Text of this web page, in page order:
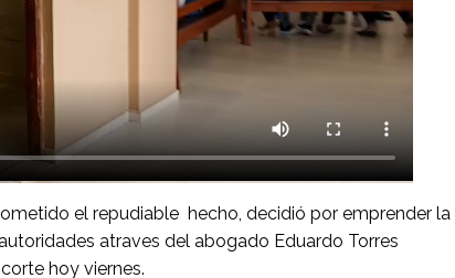
el repudiable hecho, decidió por emprender la
atraves del abogado Eduardo Torres
hoy viernes.